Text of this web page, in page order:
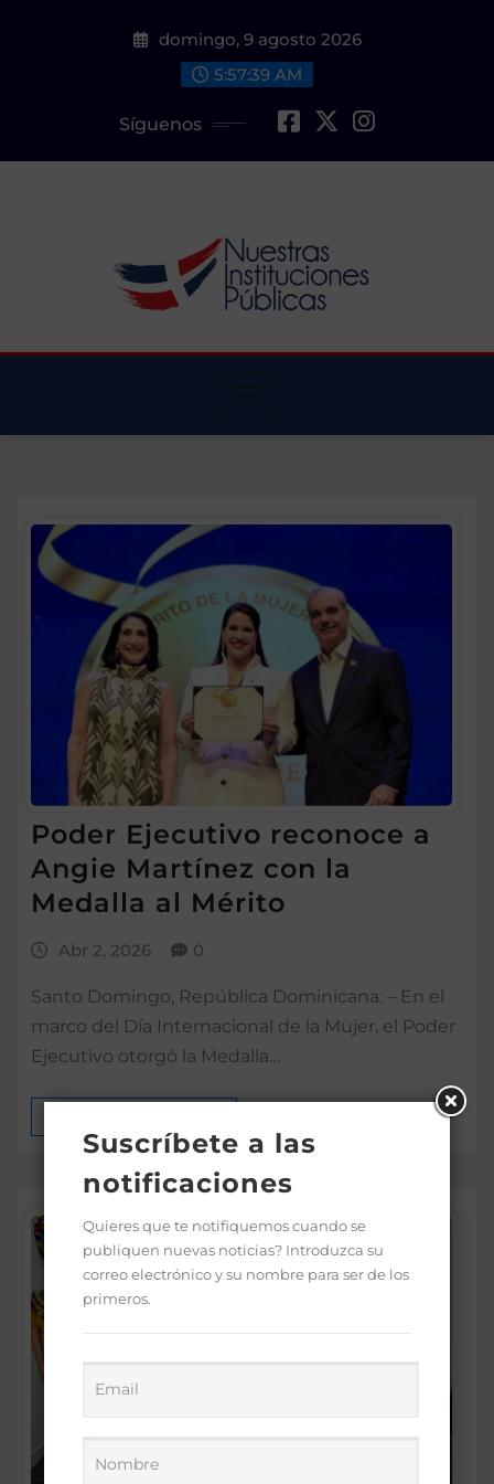
domingo, 9 agosto 2026
5:57:39 AM
Síguenos
Poder Ejecutivo reconoce a
Angie Martínez con la
Medalla al Mérito
Abr 2, 2026 0
Santo Domingo, República Dominicana. – En el
marco del Día Internacional de la Mujer, el Poder
Ejecutivo otorgó la Medalla…
Suscríbete a las
notificaciones
Quieres que te notifiquemos cuando se
publiquen nuevas noticias? Introduzca su
correo electrónico y su nombre para ser de los
primeros.